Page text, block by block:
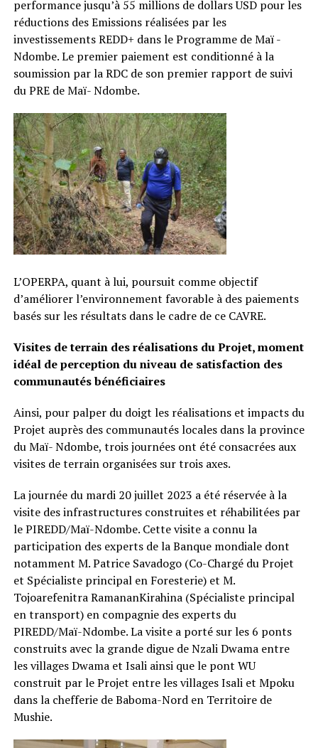
performance jusqu’à 55 millions de dollars USD pour les
réductions des Emissions réalisées par les
investissements REDD+ dans le Programme de Maï -
Ndombe. Le premier paiement est conditionné à la
soumission par la RDC de son premier rapport de suivi
du PRE de Maï- Ndombe.
L’OPERPA, quant à lui, poursuit comme objectif
d’améliorer l’environnement favorable à des paiements
basés sur les résultats dans le cadre de ce CAVRE.
Visites de terrain des réalisations du Projet, moment
idéal de perception du niveau de satisfaction des
communautés bénéficiaires
Ainsi, pour palper du doigt les réalisations et impacts du
Projet auprès des communautés locales dans la province
du Maï- Ndombe, trois journées ont été consacrées aux
visites de terrain organisées sur trois axes.
La journée du mardi 20 juillet 2023 a été réservée à la
visite des infrastructures construites et réhabilitées par
le PIREDD/Maï-Ndombe. Cette visite a connu la
participation des experts de la Banque mondiale dont
notamment M. Patrice Savadogo (Co-Chargé du Projet
et Spécialiste principal en Foresterie) et M.
Tojoarefenitra RamananKirahina (Spécialiste principal
en transport) en compagnie des experts du
PIREDD/Maï-Ndombe. La visite a porté sur les 6 ponts
construits avec la grande digue de Nzali Dwama entre
les villages Dwama et Isali ainsi que le pont WU
construit par le Projet entre les villages Isali et Mpoku
dans la chefferie de Baboma-Nord en Territoire de
Mushie.